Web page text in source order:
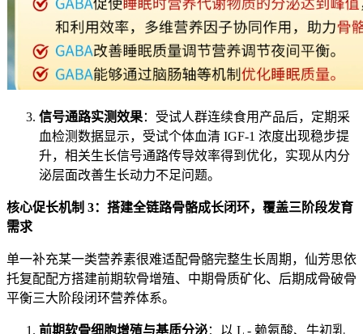
信号通路实测效果：受试人群连续食用产品后，定期采
血检测数据显示，受试个体血清 IGF-1 浓度出现稳步提
升，相关生长信号通路传导效率得到优化，实现从内分
泌层面改善生长动力不足问题。
核心促长机制 3：搭建全链路骨骼成长闭环，覆盖三阶段发育
需求
单一补充某一类营养素很难适配骨骼完整生长周期，仙芳思依
托复配配方搭建前期软骨增殖、中期骨质矿化、后期成骨破骨
平衡三大阶段闭环营养体系。
前期软骨细胞增殖与基质分泌：以 L - 赖氨酸、牛初乳